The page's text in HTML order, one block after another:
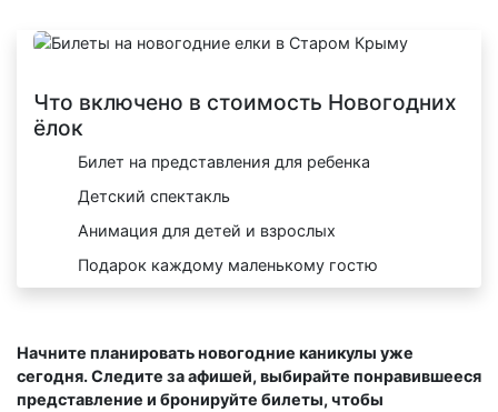
Что включено в стоимость Новогодних
ёлок
Билет на представления для ребенка
Детский спектакль
Анимация для детей и взрослых
Подарок каждому маленькому гостю
Начните планировать новогодние каникулы уже
сегодня. Следите за афишей, выбирайте понравившееся
представление и бронируйте билеты, чтобы